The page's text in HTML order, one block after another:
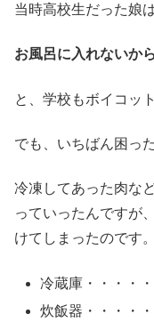
当時高校生だった娘は
お風呂に入れないか
と、学校もボイコット
でも、いちばん困っ
冷凍してあった肉な
っていったんですが
けてしまったのです。
冷蔵庫・・・・
炊飯器・・・・